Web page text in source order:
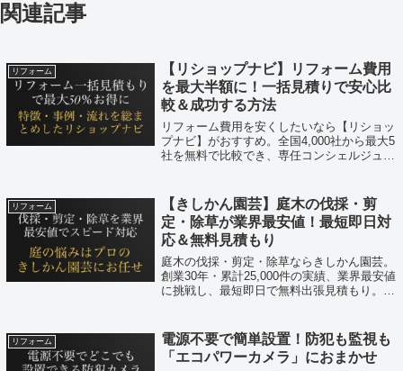
関連記事
リフォーム
【リショップナビ】リフォーム費用
を最大半額に！一括見積りで安心比
較＆成功する方法
リフォーム費用を安くしたいなら【リショッ
プナビ】がおすすめ。全国4,000社から最大5
社を無料で比較でき、専任コンシェルジュが
す。
リフォーム
【きしかん園芸】庭木の伐採・剪
定・除草が業界最安値！最短即日対
応＆無料見積もり
庭木の伐採・剪定・除草ならきしかん園芸。
創業30年・累計25,000件の実績、業界最安値
に挑戦し、最短即日で無料出張見積もり。
ド・キャッシュレス決済にも対応。
リフォーム
電源不要で簡単設置！防犯も監視も
「エコパワーカメラ」におまかせ